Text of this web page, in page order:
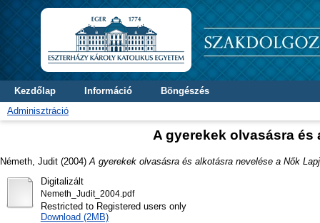
Kezdőlap Információ
Böngészés
Adminisztráció
A gyerekek olvasásra és
Németh, Judit (2004) A gyerekek olvasásra és alkotásra nevelése a Nők
Digitalizált
Nemeth_Judit_2004.pdf
Restricted to Registered users only
Download (2MB)